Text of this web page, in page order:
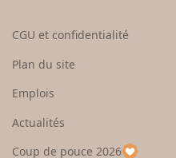
e
u
CGU et confidentialité
Plan du site
Emplois
Actualités
Coup de pouce 2026